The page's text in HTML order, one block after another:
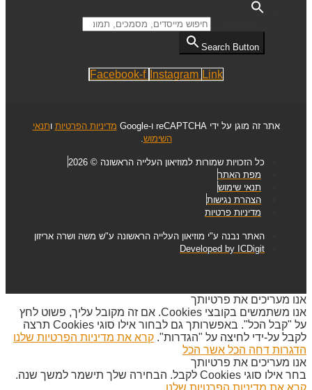
Search Button
Facebook-f Instagram Link
אתר זה מוגן על ידי reCAPTCHA ו-Google מדיניות הפרטיות ותנאי
השימוש
כל הזכויות שמורות למוזיאון העלייה הראשונה © 2026
מפת האתר
תנאי שימוש
הצהרת נגישות
מדיניות פרטיות
האתר נבנה ע"י מוזיאון העלייה הראשונה ע"ש משה ושרה אריזון
Developed by ICDigit
אנו מעריכים את פרטיותך
אנו משתמשים בקובצי Cookies. אם זה מקובל עליך, פשוט לחץ
על "קבל הכל". באפשרותך גם לבחור אילו סוגי Cookies תרצה
לקבל על-ידי לחיצה על "הגדרות". קרא את מדיניות הפרטיות שלנו
הדגרות דחה הכל אשר הכל
אנו מעריכים את פרטיותך
בחר אילו סוגי Cookies לקבל. הבחירה שלך תישמר למשך שנה.
קרא את מדיניות הפרטיות שלנו